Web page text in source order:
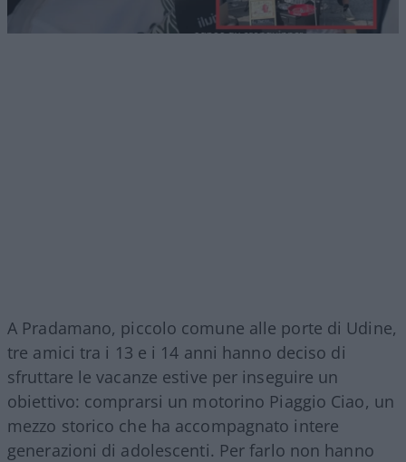
A Pradamano, piccolo comune alle porte di Udine,
tre amici tra i 13 e i 14 anni hanno deciso di
sfruttare le vacanze estive per inseguire un
obiettivo: comprarsi un motorino Piaggio Ciao, un
mezzo storico che ha accompagnato intere
generazioni di adolescenti. Per farlo non hanno